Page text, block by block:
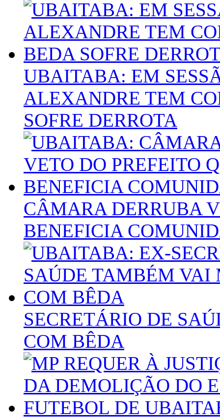
UBAITABA: EM
ALEXANDRE TEM
SOFRE DERROTA
CÂMARA DERRUBA
BENEFICIA
SECRETÁRIO DE
COM BÊDA